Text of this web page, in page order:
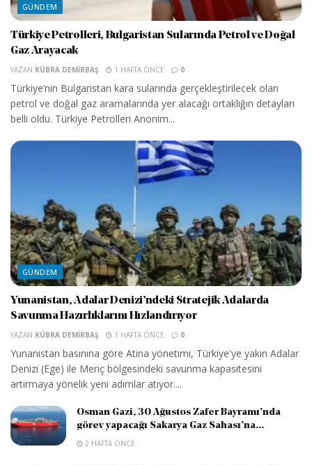
GÜNDEM
Türkiye Petrolleri, Bulgaristan Sularında Petrol ve Doğal
Gaz Arayacak
YAZAN KÜBRA DEMIRBAŞ 1 HAFTA ÖNCE 0
Türkiye’nin Bulgaristan kara sularında gerçekleştirilecek olan
petrol ve doğal gaz aramalarında yer alacağı ortaklığın detayları
belli oldu. Türkiye Petrolleri Anonim...
GÜNDEM
Yunanistan, Adalar Denizi’ndeki Stratejik Adalarda
Savunma Hazırlıklarını Hızlandırıyor
YAZAN KÜBRA DEMIRBAŞ 1 HAFTA ÖNCE 0
Yunanistan basınına göre Atina yönetimi, Türkiye'ye yakın Adalar
Denizi (Ege) ile Meriç bölgesindeki savunma kapasitesini
artırmaya yönelik yeni adımlar atıyor....
Osman Gazi, 30 Ağustos Zafer Bayramı’nda
görev yapacağı Sakarya Gaz Sahası’na...
2 HAFTA ÖNCE